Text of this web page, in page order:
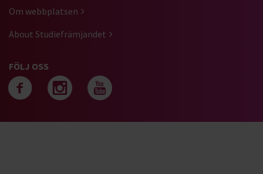
Om webbplatsen
About Studiefrämjandet
FÖLJ OSS
Följ oss på facebook
Följ oss på
Följ oss på